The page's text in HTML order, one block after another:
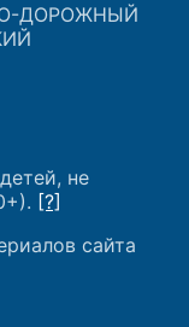
ДОРОЖНЫЙ
не
[?]
сайта